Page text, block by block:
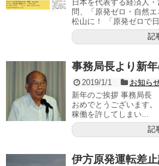
日本を代表する経済人
問、「原発ゼロ・自然
松山に！ 「原発ゼロで
記
事務局長より新
2019/1/1
お知ら
新年のご挨拶 事務局
おめでとうございます
稼働を許してしまい...
記
伊方原発運転差